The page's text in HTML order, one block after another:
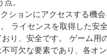
。
ョンにアクセスする機会
ライセンスを取得した安
り、安全です。 ゲーム用
可欠な要素であり、各オ